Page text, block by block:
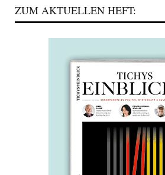
ZUM AKTUELLEN HEFT: